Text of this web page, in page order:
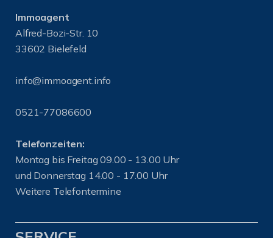
Immoagent
Alfred-Bozi-Str. 10
33602 Bielefeld
info@immoagent.info
0521-77086600
Telefonzeiten:
Montag bis Freitag 09.00 - 13.00 Uhr
und Donnerstag 14.00 - 17.00 Uhr
Weitere Telefontermine